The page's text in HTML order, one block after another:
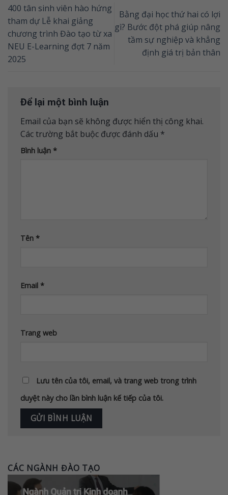
400 tân sinh viên hào hứng
tham dự Lễ khai giảng
chương trình Đào tạo từ xa
NEU E-Learning đợt 7 năm
2025
Bằng đại học thứ hai có lợi
gì? Bước đột phá giúp nâng
tầm sự nghiệp và khẳng
định giá trị bản thân
Để lại một bình luận
Email của bạn sẽ không được hiển thị công khai.
Các trường bắt buộc được đánh dấu *
Bình luận *
Tên *
Email *
Trang web
Lưu tên của tôi, email, và trang web trong trình
duyệt này cho lần bình luận kế tiếp của tôi.
CÁC NGÀNH ĐÀO TẠO